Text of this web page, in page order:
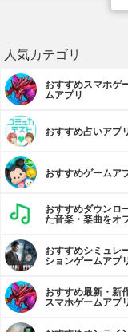
商品と本のJANコ
ビットコインアドレ
Twitter、facebook
ます。
今まで他アプリ比べ
トします。
内蔵ブラウザを使っ
Android専用サイト
■自分のプロフィー
-自分の個人情報を
-@twitter形式の
-ワンクリックでQR
Softbank/DoCoMo/
-日本語ならShift-
どの場合Unicode、
-QRコードイメージ
-Twitter、
-vCardフォーマット
メールアドレスは3
所が複数持ってい
る方なれば、vCard
人気カテゴリ
おすすめスマホゲ
ムアプリ
おすすめ占いアプ
おすすめゲームア
おすすめダウンロ
た音楽・楽曲をオ
おすすめシミュレ
ションゲームアプ
おすすめ最新・新
スマホゲームアプ